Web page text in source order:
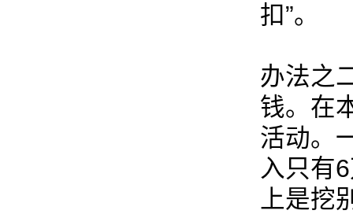
扣”。
办法之
钱。在
活动。
入只有
上是